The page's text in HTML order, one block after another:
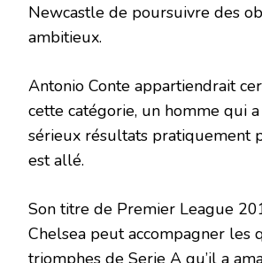
Newcastle de poursuivre des
ambitieux.
Antonio Conte appartiendrait
cette catégorie, un homme qui
sérieux résultats pratiquement
est allé.
Son titre de Premier League
Chelsea peut accompagner les
triomphes de Serie A qu’il a